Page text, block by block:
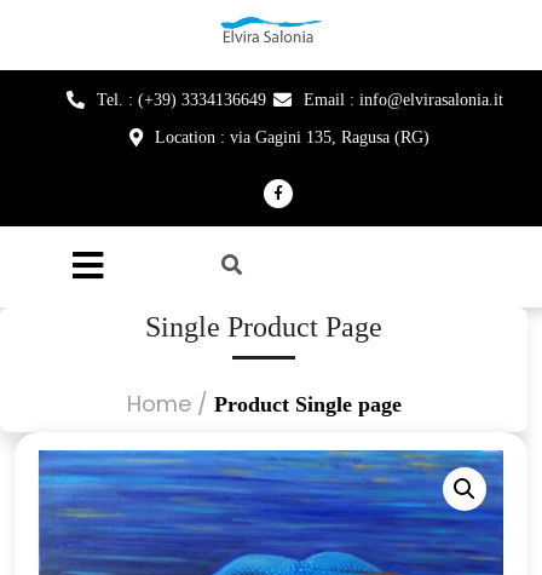
Tel. : (+39) 3334136649 Email : info@elvirasalonia.it
Location : via Gagini 135, Ragusa (RG)
Single Product Page
Home/ Product Single page